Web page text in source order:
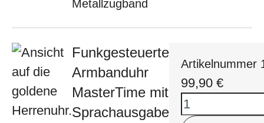
Metallzugband
Funkgesteuerte
Armbanduhr
MasterTime mit
Sprachausgabe
Artikelnummer
99,90 €